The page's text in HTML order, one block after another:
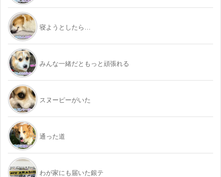
寝ようとしたら…
みんな一緒だともっと頑張れる
スヌーピーがいた
通った道
わが家にも届いた銀テ